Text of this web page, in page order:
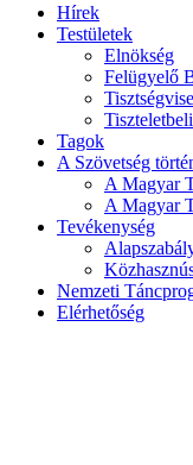
Hírek
Testületek
Elnökség
Felügyelő
Tagok
A Szövetség
A Magyar
A Magyar
Tevékenység
Nemzeti
Elérhetőség